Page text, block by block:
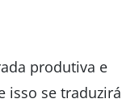
produtiva e
isso se traduzirá